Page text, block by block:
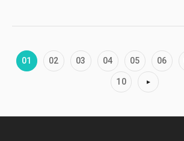
01 02 03 04 05 06
10